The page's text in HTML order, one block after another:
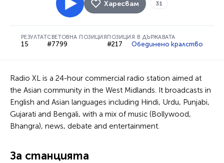
Харесвам 31
РЕЗУЛТАТ
15
СВЕТОВНА ПОЗИЦИЯ
#7799
ПОЗИЦИЯ В ДЪРЖАВАТА
#217 Обединено кралство
Radio XL is a 24-hour commercial radio station aimed at
the Asian community in the West Midlands. It broadcasts in
English and Asian languages including Hindi, Urdu, Punjabi,
Gujarati and Bengali, with a mix of music (Bollywood,
Bhangra), news, debate and entertainment.
За станцията